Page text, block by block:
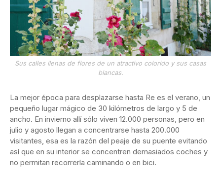
Sus calles llenas de flores de un atractivo colorido y sus casas
blancas.
La mejor época para desplazarse hasta Re es el verano, un
pequeño lugar mágico de 30 kilómetros de largo y 5 de
ancho. En invierno allí sólo viven 12.000 personas, pero en
julio y agosto llegan a concentrarse hasta 200.000
visitantes, esa es la razón del peaje de su puente evitando
así que en su interior se concentren demasiados coches y
no permitan recorrerla caminando o en bici.